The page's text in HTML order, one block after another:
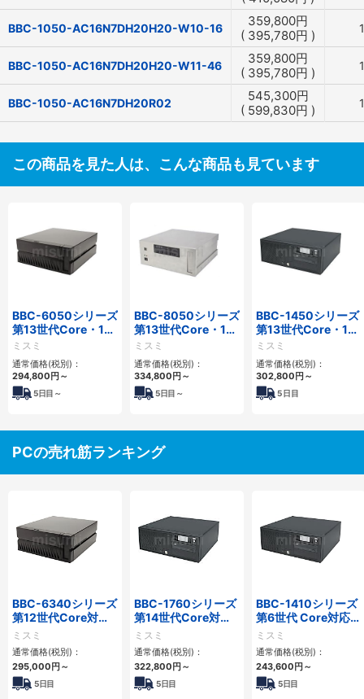
BBC-1050-AC16N7DH20H20-W10-16 359,800円
( 395,780円 )
BBC-1050-AC16N7DH20H20-W11-46 359,800円
( 395,780円 )
BBC-1050-AC16N7DH20R02 545,300円
( 599,830円 )
この商品を見た人は、こんな商品も見ています
BBC-6050シリーズ
第13世代Core・12
世代Celeron対応小
型フロアマウント
3PCIe
ミスミ
通常価格(税別)：
294,800円～
5日目～
BBC-8050シリーズ
第13世代Core・12
世代Celeron対応フ
ロアマウント3PCIe
ミスミ
通常価格(税別)：
334,800円～
5日目～
BBC-1450シリーズ
第13世代Core・12
世代Celeron対応小
型フロアマウント
4PCIe
ミスミ
通常価格(税別)：
302,800円～
5日目
PCの売れ筋ランキング
BBC-6340シリーズ
第12世代Core対応
小型フロアマウント
PC2PCI/2PCIe
ミスミ
通常価格(税別)：
295,000円～
5日目
BBC-1760シリーズ
第14世代Core対応
小型フロアマウント
3PCIe
ミスミ
通常価格(税別)：
322,800円～
5日目
BBC-1410シリーズ
第6世代 Core対応フ
ロアマウントFAPC
3PCI・3PCIe
ミスミ
通常価格(税別)：
243,600円～
5日目